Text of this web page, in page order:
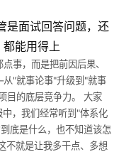
是面试回答问题，还
能用得上
事，而是把前因后果、
"就事论事"升级到"就事
目的底层竞争力。 大家
，我们经常听到"体系化
底是什么，也不知道该怎
不就是让我多干点、多想